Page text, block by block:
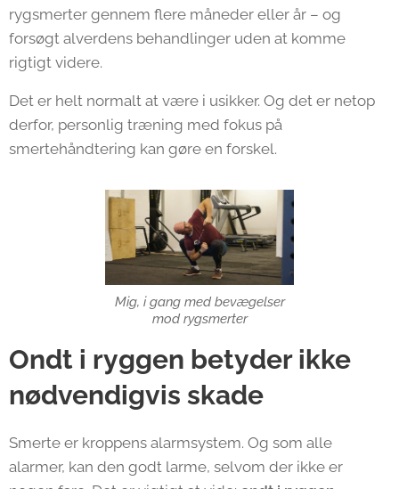
rygsmerter gennem flere måneder eller år – og
forsøgt alverdens behandlinger uden at komme
rigtigt videre.
Det er helt normalt at være i usikker. Og det er netop
derfor, personlig træning med fokus på
smertehåndtering kan gøre en forskel.
Mig, i gang med bevægelser
mod rygsmerter
Ondt i ryggen betyder ikke
nødvendigvis skade
Smerte er kroppens alarmsystem. Og som alle
alarmer, kan den godt larme, selvom der ikke er